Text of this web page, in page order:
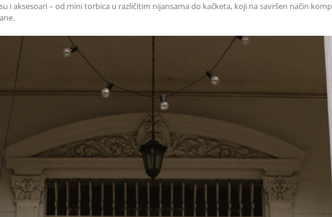
i aksesoari – od mini torbica u različitim nijansama do kačketa, koji na savršen način